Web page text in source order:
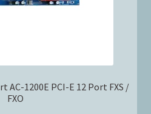
AC-1200E PCI-E 12 Port FXS /
FXO